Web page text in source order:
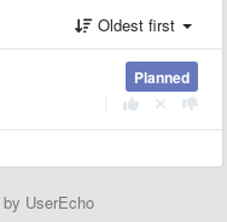
Oldest first
Planned
by UserEcho